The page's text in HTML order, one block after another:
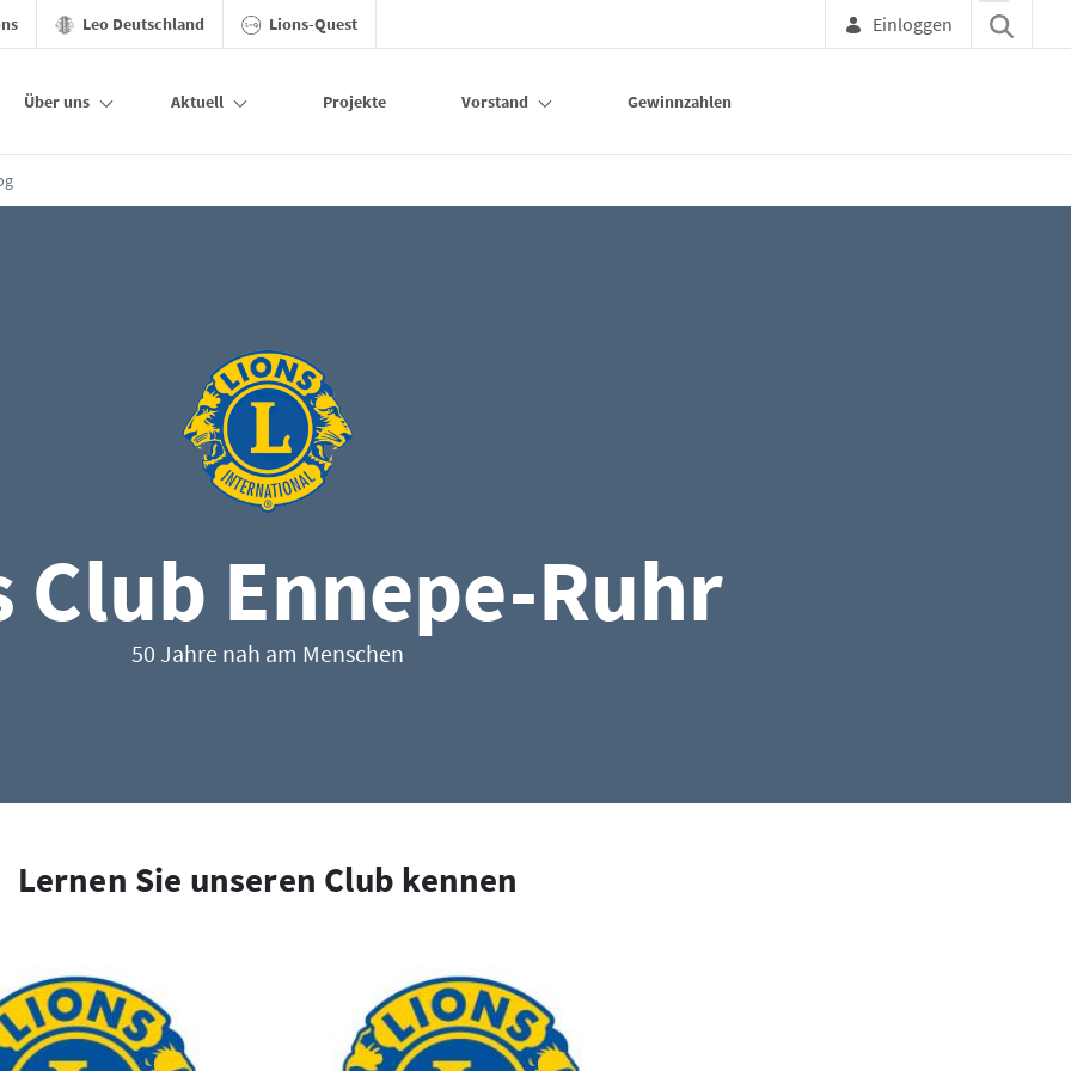
Leo Deutschland Lions-Quest Einloggen
Über uns Aktuell Projekte Vorstand Gewinnzahlen
Club Ennepe-Ruhr
50 Jahre nah am Menschen
Lernen Sie unseren Club kennen